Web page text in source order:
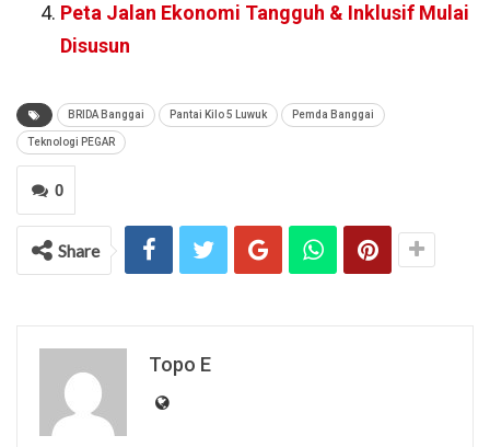
Peta Jalan Ekonomi Tangguh & Inklusif Mulai
Disusun
BRIDA Banggai Pantai Kilo 5 Luwuk Pemda Banggai
Teknologi PEGAR
0
Share
Topo E